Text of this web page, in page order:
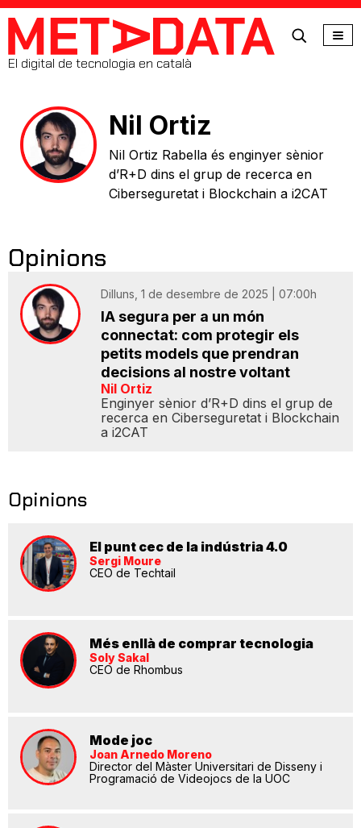
MetaData
El digital de tecnologia en català
Nil Ortiz
Nil Ortiz Rabella és enginyer sènior
d’R+D dins el grup de recerca en
Ciberseguretat i Blockchain a i2CAT
Opinions
Dilluns, 1 de desembre de 2025 | 07:00h
IA segura per a un món
connectat: com protegir els
petits models que prendran
decisions al nostre voltant
Nil Ortiz
Enginyer sènior d’R+D dins el grup de
recerca en Ciberseguretat i Blockchain
a i2CAT
Opinions
El punt cec de la indústria 4.0
Sergi Moure
CEO de Techtail
Més enllà de comprar tecnologia
Soly Sakal
CEO de Rhombus
Mode joc
Joan Arnedo Moreno
Director del Màster Universitari de Disseny i
Programació de Videojocs de la UOC